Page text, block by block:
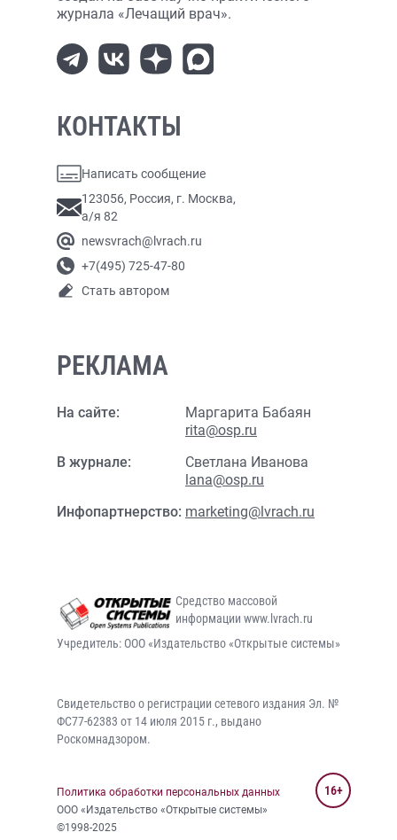
журнала «Лечащий врач».
КОНТАКТЫ
Написать сообщение
123056, Россия, г. Москва,
а/я 82
newsvrach@lvrach.ru
+7(495) 725-47-80
Стать автором
РЕКЛАМА
На сайте:
Маргарита Бабаян
rita@osp.ru
В журнале:
Светлана Иванова
lana@osp.ru
Инфопартнерство: marketing@lvrach.ru
Средство массовой
информации www.lvrach.ru
Учредитель: ООО «Издательство «Открытые системы»
Свидетельство о регистрации сетевого издания Эл. №
ФС77-62383 от 14 июля 2015 г., выдано
Роскомнадзором.
Политика обработки персональных данных
ООО «Издательство «Открытые системы»
©1998-2025
16+